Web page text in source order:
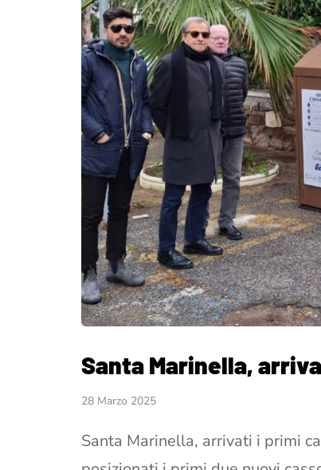
Santa Marinella,
28 Marzo 2025
Santa Marinella, arrivati i primi